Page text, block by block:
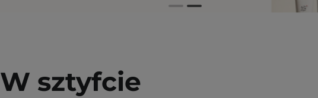
W sztyfcie